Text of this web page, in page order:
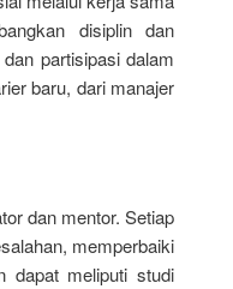
disiplin dan
partisipasi dalam
baru, dari manajer
dan mentor. Setiap
memperbaiki
dapat meliputi studi